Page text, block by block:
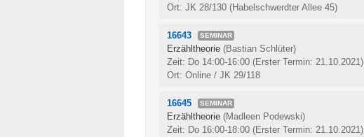
Ort: JK 28/130 (Habelschwerdter Allee 45)
16643 SEMINAR
Erzähltheorie (Bastian Schlüter)
Zeit: Do 14:00-16:00 (Erster Termin: 21.10.2021)
Ort: Online / JK 29/118
16645 SEMINAR
Erzähltheorie (Madleen Podewski)
Zeit: Do 16:00-18:00 (Erster Termin: 21.10.2021)